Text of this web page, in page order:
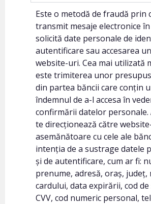
Este o metodă de fraudă prin
transmit mesaje electronice în
solicită date personale de
autentificare sau accesarea
website-uri. Cea mai utilizată
este trimiterea unor
din partea băncii care conțin
îndemnul de a-l accesa în
confirmării datelor personale.
te direcționează către
asemănătoare cu cele ale
intenția de a sustrage datele
și de autentificare, cum ar fi:
prenume, adresă, oraș, județ,
cardului, data expirării, cod
CVV, cod numeric personal,